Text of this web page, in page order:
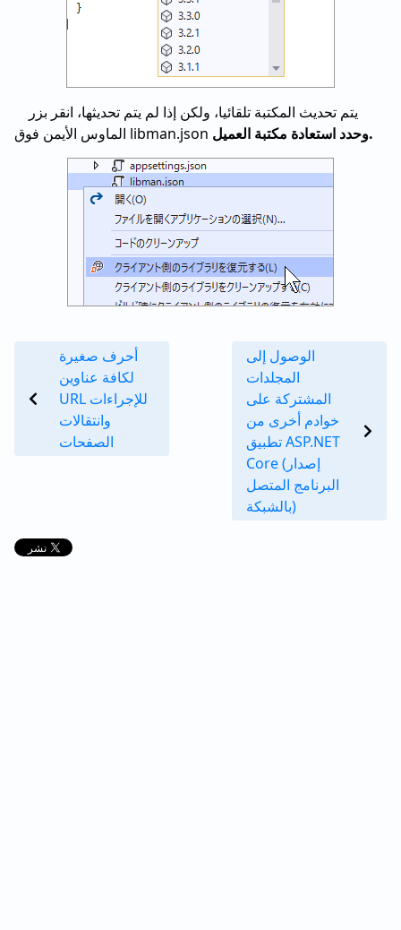
يتم تحديث المكتبة تلقائيا، ولكن إذا لم يتم تحديثها، انقر بزر
الماوس الأيمن فوق libman.json
وحدد استعادة مكتبة العميل.
أحرف صغيرة
لكافة عناوين
URL للإجراءات
وانتقالات
الصفحات
الوصول إلى
المجلدات
المشتركة على
خوادم أخرى من
تطبيق ASP.NET
Core (إصدار
البرنامج المتصل
بالشبكة)